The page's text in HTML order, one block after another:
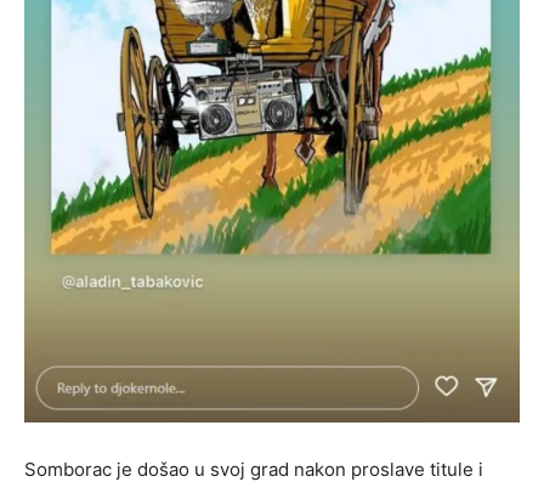
Somborac je došao u svoj grad nakon proslave titule i